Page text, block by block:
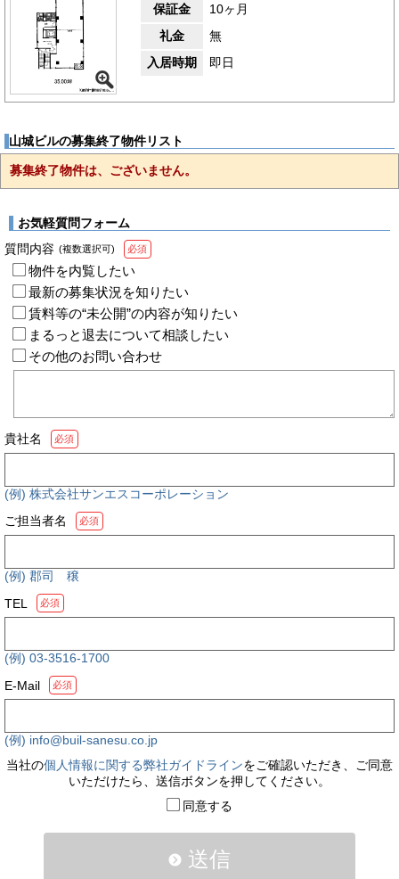
保証金
10ヶ月
礼金
無
入居時期
即日
山城ビルの募集終了物件リスト
募集終了物件は、ございません。
お気軽質問フォーム
質問内容 (複数選択可) 必須
物件を内覧したい
最新の募集状況を知りたい
賃料等の“未公開”の内容が知りたい
まるっと退去について相談したい
その他のお問い合わせ
貴社名 必須
(例) 株式会社サンエスコーポレーション
ご担当者名
必須
(例) 郡司 穣
TEL
必須
(例) 03-3516-1700
E-Mail
必須
(例) info@buil-sanesu.co.jp
当社の個人情報に関する弊社ガイドラインをご確認いただき、ご同意
いただけたら、送信ボタンを押してください。
同意する
送信